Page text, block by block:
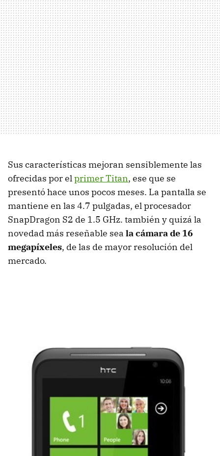
Sus características mejoran sensiblemente las
ofrecidas por el primer Titan, ese que se
presentó hace unos pocos meses. La pantalla se
mantiene en las 4.7 pulgadas, el procesador
SnapDragon S2 de 1.5 GHz. también y quizá la
novedad más reseñable sea la cámara de 16
megapíxeles, de las de mayor resolución del
mercado.